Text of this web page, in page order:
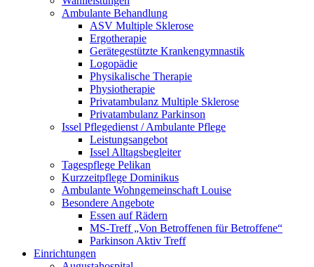
Ambulante Behandlung
ASV Multiple Sklerose
Ergotherapie
Gerätegestützte Krankengymnastik
Logopädie
Physikalische Therapie
Physiotherapie
Privatambulanz Multiple Sklerose
Privatambulanz Parkinson
Issel Pflegedienst / Ambulante Pflege
Leistungsangebot
Issel Alltagsbegleiter
Tagespflege Pelikan
Kurzzeitpflege Dominikus
Ambulante Wohngemeinschaft Louise
Besondere Angebote
Essen auf Rädern
MS-Treff „Von Betroffenen für Betroffene“
Parkinson Aktiv Treff
Einrichtungen